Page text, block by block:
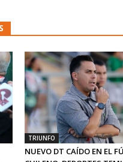
TRIUNFO
NUEVO DT CAÍDO EN EL